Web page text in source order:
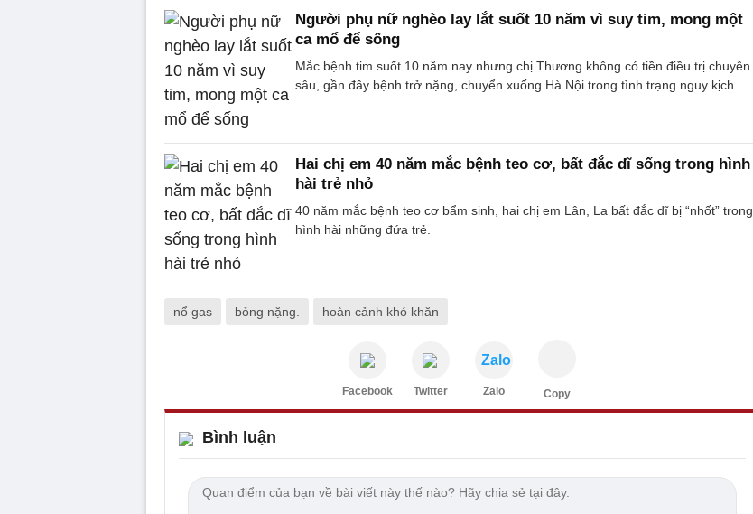
Người phụ nữ nghèo lay lắt suốt 10 năm vì suy tim, mong một
ca mổ để sống
Mắc bệnh tim suốt 10 năm nay nhưng chị Thương không có tiền điều trị chuyên
sâu, gần đây bệnh trở nặng, chuyển xuống Hà Nội trong tình trạng nguy kịch.
Hai chị em 40 năm mắc bệnh teo cơ, bất đắc dĩ sống trong hình
hài trẻ nhỏ
40 năm mắc bệnh teo cơ bẩm sinh, hai chị em Lân, La bất đắc dĩ bị “nhốt” trong
hình hài những đứa trẻ.
nổ gas bỏng nặng. hoàn cảnh khó khăn
Facebook Twitter
Zalo
Zalo Copy
Bình luận